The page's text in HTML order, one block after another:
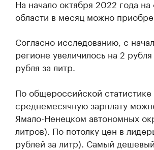
На начало октября 2022 года
области в месяц можно
Согласно исследованию, с
регионе увеличилось на 2
рубля за литр.
По общероссийской
среднемесячную зарплату
Ямало-Ненецком автономных
литров). По потолку цен в
рублей за литр). Самый